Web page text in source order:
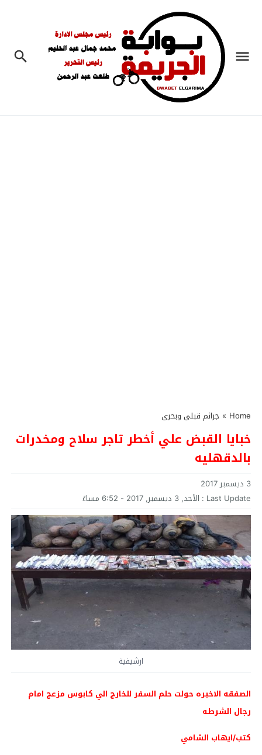
Home
» جرائم قبلى وبحرى
خبايا القبض علي أخطر تاجر سلاح ومخدرات
بالدقهليه
3 ديسمبر 2017
Last Update : الأحد, 3 ديسمبر, 2017 - 6:52 مساءً
ارشيفية
الصفقه الاخيره حولت حلم السفر للخارج الي كابوس مزعج امام
رجال الشرطه
كتب/ايهاب الشامي